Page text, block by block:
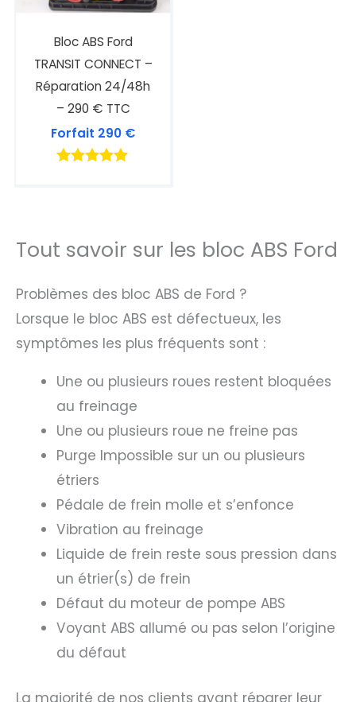
Bloc ABS Ford
TRANSIT CONNECT –
Réparation 24/48h
– 290 € TTC
Forfait 290 €
Tout savoir sur les bloc ABS Ford
Problèmes des bloc ABS de Ford ?
Lorsque le bloc ABS est défectueux, les
symptômes les plus fréquents sont :
Une ou plusieurs roues restent bloquées
au freinage
Une ou plusieurs roue ne freine pas
Purge Impossible sur un ou plusieurs
étriers
Pédale de frein molle et s’enfonce
Vibration au freinage
Liquide de frein reste sous pression dans
un étrier(s) de frein
Défaut du moteur de pompe ABS
Voyant ABS allumé ou pas selon l’origine
du défaut
La majorité de nos clients ayant réparer leur